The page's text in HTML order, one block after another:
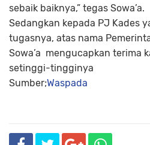
sebaik baiknya,” tegas Sowa’a.
Sedangkan kepada PJ Kades
tugasnya, atas nama
Sowa’a mengucapkan terima
setinggi-tingginya
Sumber;Waspada